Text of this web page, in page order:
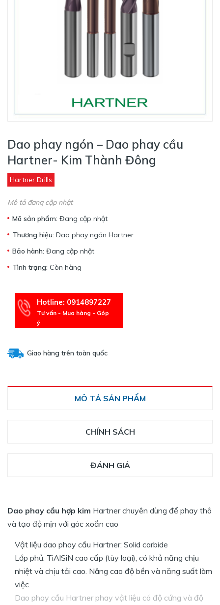
Dao phay ngón – Dao phay cầu
Hartner- Kim Thành Đông
Hartner Drills
Mô tả đang cập nhật
Mã sản phẩm: Đang cập nhật
Thương hiệu: Dao phay ngón Hartner
Bảo hành: Đang cập nhật
Tình trạng: Còn hàng
Hotline: 0914897227
Tư vấn - Mua hàng - Góp
ý
Giao hàng trên toàn quốc
MÔ TẢ SẢN PHẨM
CHÍNH SÁCH
ĐÁNH GIÁ
Dao phay cầu hợp kim Hartner chuyên dùng để phay thô
và tạo độ mịn với góc xoắn cao
Vật liệu dao phay cầu Hartner: Solid carbide
Lớp phủ: TiAlSiN cao cấp (tùy loại), có khả năng chịu
nhiệt và chịu tải cao. Nâng cao độ bền và năng suất làm
việc.
Dao phay cầu Hartner phay vật liệu có độ cứng và độ